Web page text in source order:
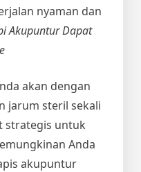
nyaman dan
Akupuntur Dapat
akan dengan
jarum steril sekali
strategis untuk
Anda
akupuntur